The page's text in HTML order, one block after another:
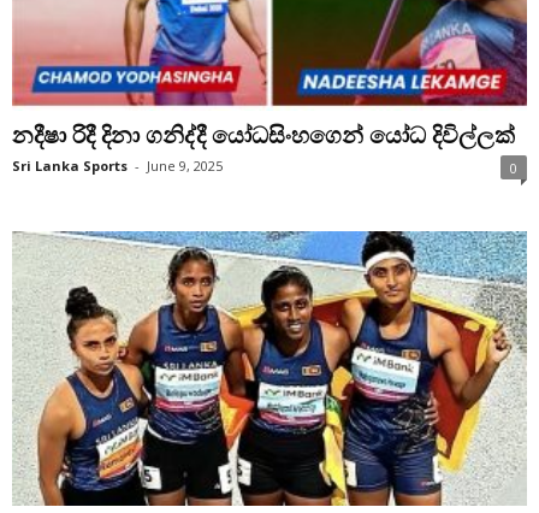
නදීෂා රිදී දිනා ගනිද්දී යෝධසිංහගෙන් යෝධ දිවිල්ලක්
Sri Lanka Sports - June 9, 2025 0